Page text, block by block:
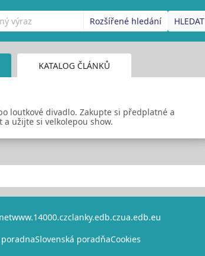
Rozšířené hledání
KATALOG ČLÁNKŮ
loutkové divadlo. Zakupte si předplatné a
užijte si velkolepou show.
www.14000.czclanky.edb.czua.edb.eu
poradnaSlovenská poradňaCookies